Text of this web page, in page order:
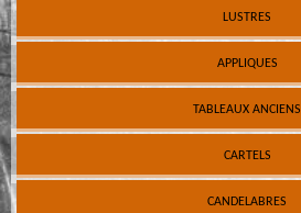
LUSTRES
APPLIQUES
TABLEAUX ANCIENS
CARTELS
CANDELABRES